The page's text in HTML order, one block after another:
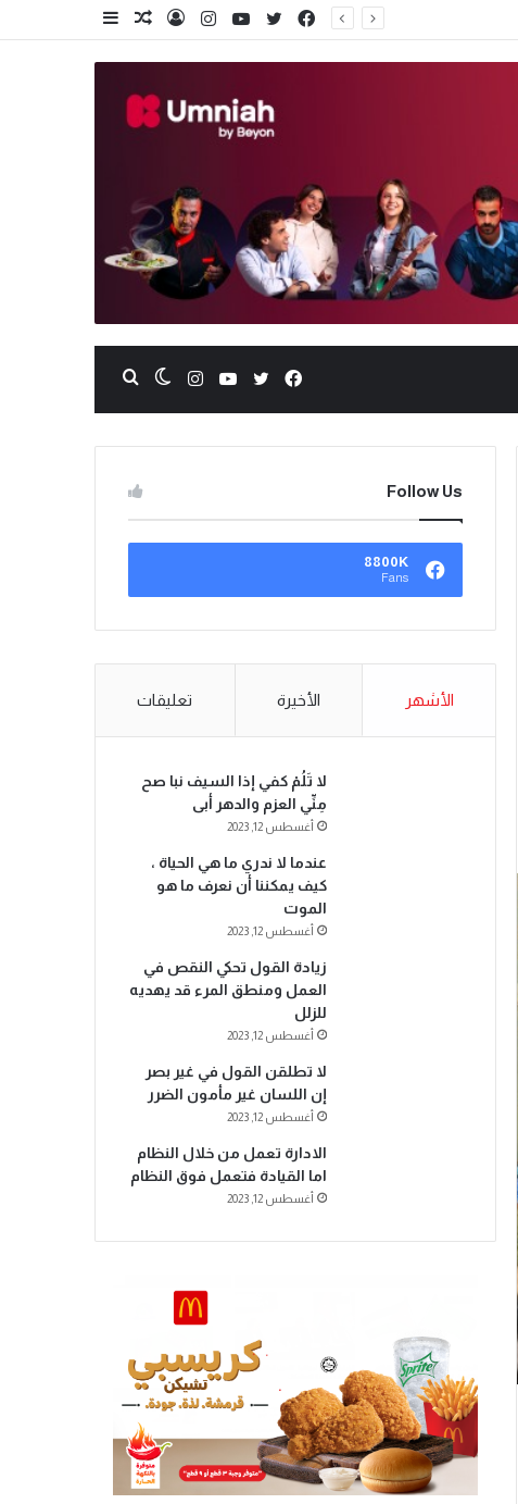
Follow Us
8800K
Fans
الأشهر الأخيرة تعليقات
لا تَلُمْ كفي إذا السيف نبا صح
مِنِّي العزم والدهر أبى
أغسطس 12, 2023
عندما لا ندري ما هي الحياة ،
كيف يمكننا أن نعرف ما هو
الموت
أغسطس 12, 2023
زيادة القول تحكي النقص في
العمل ومنطق المرء قد يهديه
للزلل
أغسطس 12, 2023
لا تطلقن القول في غير بصر
إن اللسان غير مأمون الضرر
أغسطس 12, 2023
الادارة تعمل من خلال النظام
اما القيادة فتعمل فوق النظام
أغسطس 12, 2023